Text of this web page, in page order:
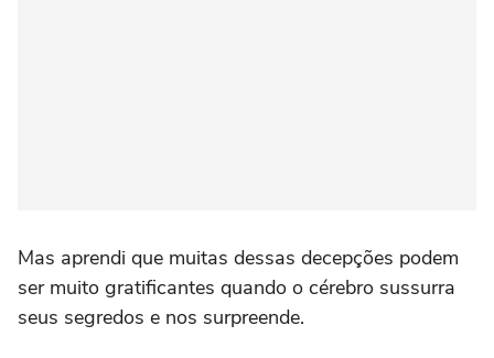
Mas aprendi que muitas dessas decepções podem
ser muito gratificantes quando o cérebro sussurra
seus segredos e nos surpreende.